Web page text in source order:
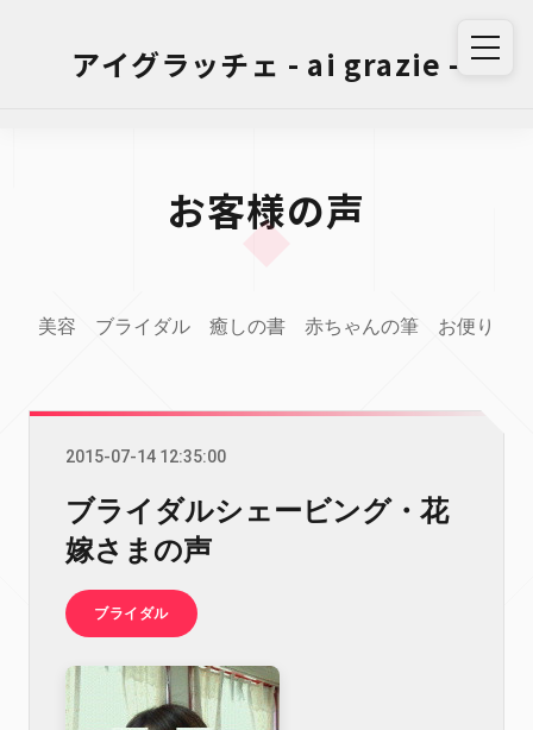
アイグラッチェ - ai grazie -
お客様の声
美容 ブライダル 癒しの書 赤ちゃんの筆 お便り
2015-07-14 12:35:00
ブライダルシェービング・花
嫁さまの声
ブライダル